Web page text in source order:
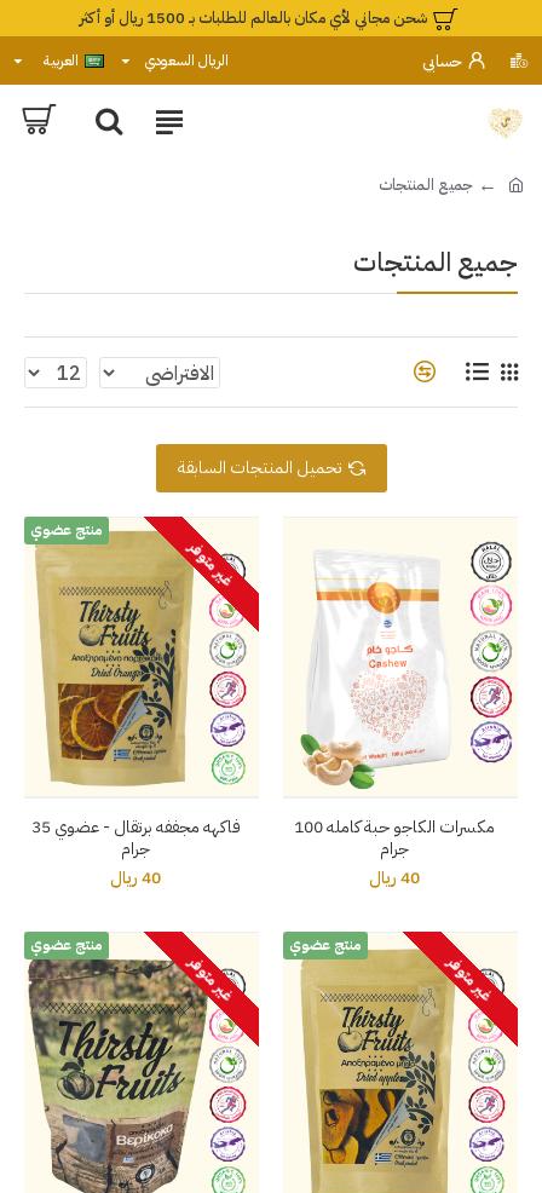
شحن مجاني لأي مكان بالعالم للطلبات بـ 1500 ريال أو أكثر
حسابي
الريال السعودي العربية
جميع المنتجات
جميع المنتجات
تحميل المنتجات السابقة
مكسرات الكاجو حبة كامله 100
جرام
40 ريال
منتج عضوي
غير متوفر
فاكهه مجففه برتقال - عضوي 35
جرام
40 ريال
منتج عضوي
غير متوفر
منتج عضوي
غير متوفر